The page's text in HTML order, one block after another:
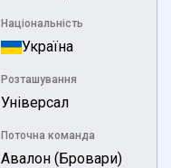
Національність
Україна
Розташування
Універсал
Поточна команда
Авалон (Бровари)